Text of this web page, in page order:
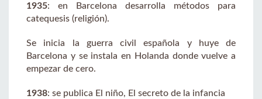
1935: en Barcelona desarrolla métodos para
catequesis (religión).
Se inicia la guerra civil española y huye de
Barcelona y se instala en Holanda donde vuelve a
empezar de cero.
1938: se publica El niño, El secreto de la infancia